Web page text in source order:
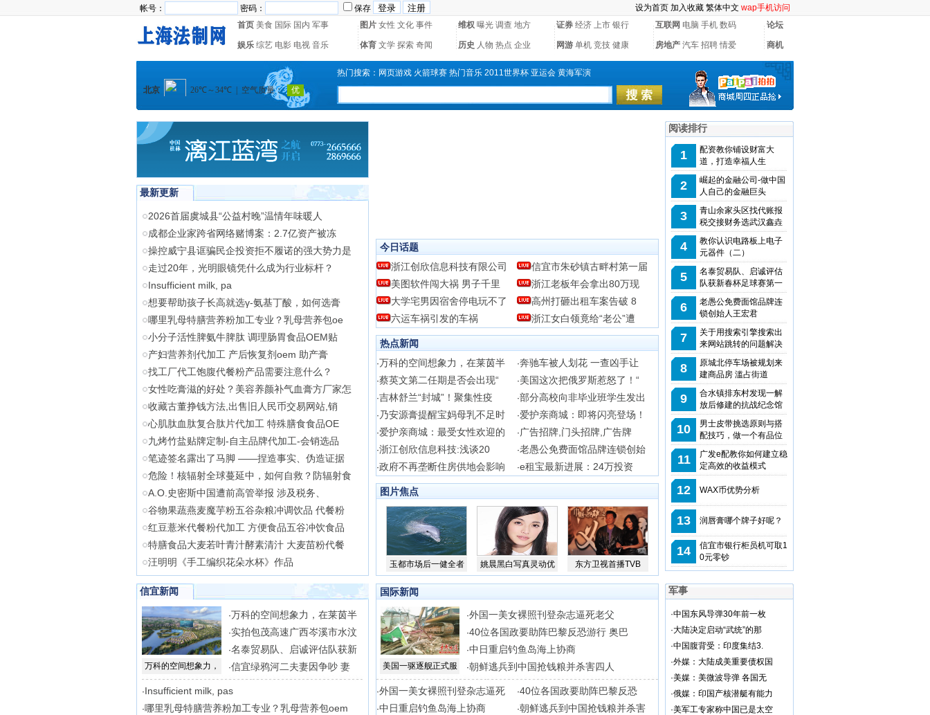
帐号： 密码： 保存 设为首页 加入收藏 繁体中文 wap手机访问
首页 美食 国际 国内 军事 图片 女性 文化 事件 维权 曝光 调查 地方 证券 经济 上市 银行 互联网 电脑 手机 数码 论坛
娱乐 综艺 电影 电视 音乐 体育 文学 探索 奇闻 历史 人物 热点 企业 网游 单机 竞技 健康 房地产 汽车 招聘 情爱 商机
热门搜索： 网页游戏 火箭球赛 热门音乐 2011世界杯 亚运会 黄海军演
最新更新
2026首届虞城县“公益村晚”温情年味暖人
成都企业家跨省网络赌博案：2.7亿资产被冻
操控威宁县诓骗民企投资拒不履诺的强大势力是
走过20年，光明眼镜凭什么成为行业标杆？
Insufficient milk, pa
想要帮助孩子长高就选γ-氨基丁酸，如何选膏
哪里乳母特膳营养粉加工专业？乳母营养包oe
小分子活性脾氨牛脾肽 调理肠胃食品OEM贴
产妇营养剂代加工 产后恢复剂oem 助产膏
找工厂代工饱腹代餐粉产品需要注意什么？
女性吃膏滋的好处？美容养颜补气血膏方厂家怎
收藏古董挣钱方法,出售旧人民币交易网站,销
心肌肽血肽复合肽片代加工 特殊膳食食品OE
九烤竹盐贴牌定制-自主品牌代加工-会销选品
笔迹签名露出了马脚 ——捏造事实、伪造证据
危险！核辐射全球蔓延中，如何自救？防辐射食
A.O.史密斯中国遭前高管举报 涉及税务、
谷物果蔬燕麦魔芋粉五谷杂粮冲调饮品 代餐粉
红豆薏米代餐粉代加工 方便食品五谷冲饮食品
特膳食品大麦若叶青汁酵素清汁 大麦苗粉代餐
汪明明《手工编织花朵水杯》作品
今日话题
浙江创欣信息科技有限公司
信宜市朱砂镇古畔村第一届
美图软件闯大祸 男子千里
浙江老板年会拿出80万现
大学宅男因宿舍停电玩不了
高州打砸出租车案告破 8
六运车祸引发的车祸
浙江女白领竟给“老公”遭
热点新闻
·万科的空间想象力，在莱茵半 ·奔驰车被人划花 一查凶手让
·蔡英文第二任期是否会出现“ ·美国这次把俄罗斯惹怒了！“
·吉林舒兰“封城”！聚集性疫 ·部分高校向非毕业班学生发出
· 乃安源膏提醒宝妈母乳不足时 ·爱护亲商城：即将闪亮登场！
·爱护亲商城：最受女性欢迎的 · 广告招牌,门头招牌,广告牌
·浙江创欣信息科技:浅谈20 ·老愚公免费面馆品牌连锁创始
·政府不再垄断住房供地会影响 ·e租宝最新进展：24万投资
图片焦点
玉都市场后一健全者 姚晨黑白写真灵动优 东方卫视首播TVB
阅读排行
1
配资教你铺设财富大
道，打造幸福人生
2
崛起的金融公司-做中国
人自己的金融巨头
3
青山余家头区找代账报
税交接财务选武汉鑫垚
4
教你认识电路板上电子
元器件（二）
5
名泰贸易队、启诚评估
队获新春杯足球赛第一
6
老愚公免费面馆品牌连
锁创始人王宏君
7
关于用搜索引擎搜索出
来网站跳转的问题解决
8
原城北停车场被规划来
建商品房 滥占街道
9
合水镇排东村发现一解
放后修建的抗战纪念馆
10
男士皮带挑选原则与搭
配技巧，做一个有品位
11
广发e配教你如何建立稳
定高效的收益模式
12 WAX币优势分析
13 润唇膏哪个牌子好呢？
14
信宜市银行柜员机可取1
0元零钞
信宜新闻
万科的空间想象力，
·万科的空间想象力，在莱茵半
·实拍包茂高速广西岑溪市水汶
·名泰贸易队、启诚评估队获新
·信宜绿鸦河二夫妻因争吵 妻
·Insufficient milk, pas
·哪里乳母特膳营养粉加工专业？乳母营养包oem
国际新闻
美国一驱逐舰正式服
·外国一美女裸照刊登杂志逼死老父
·40位各国政要助阵巴黎反恐游行 奥巴
·中日重启钓鱼岛海上协商
·朝鲜逃兵到中国抢钱粮并杀害四人
·外国一美女裸照刊登杂志逼死 ·40位各国政要助阵巴黎反恐
·中日重启钓鱼岛海上协商 ·朝鲜逃兵到中国抢钱粮并杀害
军事
·中国东风导弹30年前一枚
·大陆决定启动“武统”的那
·中国腹背受：印度集结3.
·外媒：大陆成美重要债权国
·美媒：美微波导弹 各国无
·俄媒：印国产核潜艇有能力
·美军工专家称中国已是太空